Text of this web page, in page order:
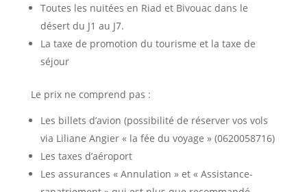
Toutes les nuitées en Riad et Bivouac dans le
désert du J1 au J7.
La taxe de promotion du tourisme et la taxe de
séjour
Le prix ne comprend pas :
Les billets d’avion (possibilité de réserver vos vols
via Liliane Angier « la fée du voyage » (0620058716)
Les taxes d’aéroport
Les assurances « Annulation » et « Assistance-